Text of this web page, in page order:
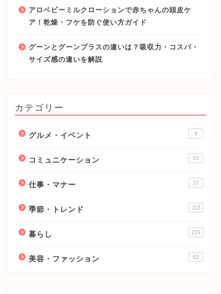
アロベビーミルクローションで赤ちゃんの頭皮ケ
ア！乾燥・フケを防ぐ使い方ガイド
グーンとグーンプラスの違いは？吸収力・コスパ・
サイズ感の違いを解説
カテゴリー
グルメ・イベント 9
コミュニケーション 83
仕事・マナー 37
季節・トレンド 113
暮らし 229
美容・ファッション 82